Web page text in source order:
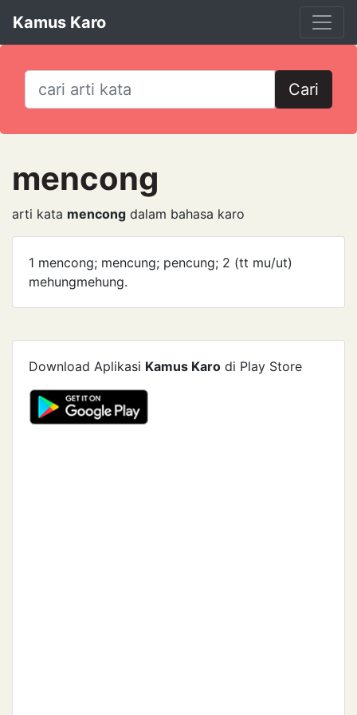
Kamus Karo
Cari
mencong
arti kata mencong dalam bahasa karo
1 mencong; mencung; pencung; 2 (tt mu/ut)
mehung­mehung.
Download Aplikasi Kamus Karo di Play Store